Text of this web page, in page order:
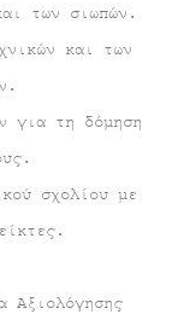
των σιωπών.
και των
για τη δόμηση
σχολίου με
Αξιολόγησης